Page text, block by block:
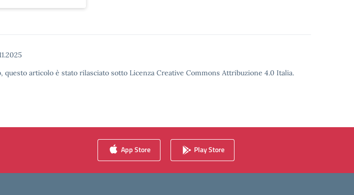
questo articolo è stato rilasciato sotto Licenza Creative Commons Attribuzione 4.0 Italia.
App Store Play Store